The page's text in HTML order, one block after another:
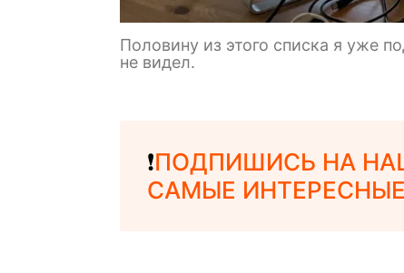
Половину из этого списка я уже
не видел.
❗️ПОДПИШИСЬ НА
САМЫЕ